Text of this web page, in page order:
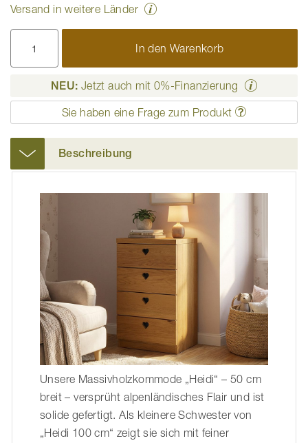
Versand in weitere Länder
In den Warenkorb
NEU: Jetzt auch mit 0%-Finanzierung
Sie haben eine Frage zum Produkt
Beschreibung
Unsere Massivholzkommode „Heidi“ – 50 cm
breit – versprüht alpenländisches Flair und ist
solide gefertigt. Als kleinere Schwester von
„Heidi 100 cm“ zeigt sie sich mit feiner